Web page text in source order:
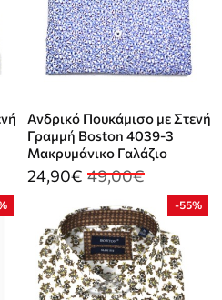
Ανδρικό Πουκάμισο με Στενή
Γραμμή Boston 4039-3
Μακρυμάνικο Γαλάζιο
24,90€ 49,00€
-55%